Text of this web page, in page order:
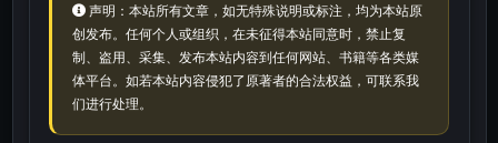
声明：本站所有文章，如无特殊说明或标注，均为本站原
创发布。任何个人或组织，在未征得本站同意时，禁止复
制、盗用、采集、发布本站内容到任何网站、书籍等各类媒
体平台。如若本站内容侵犯了原著者的合法权益，可联系我
们进行处理。